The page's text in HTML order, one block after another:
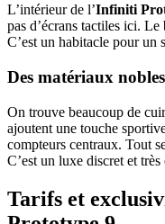
L’intérieur de l’Infiniti
pas d’écrans tactiles ici.
C’est un habitacle pour un
Des matériaux nobles
On trouve beaucoup de
ajoutent une touche
compteurs centraux. Tout
C’est un luxe discret et très
Tarifs et